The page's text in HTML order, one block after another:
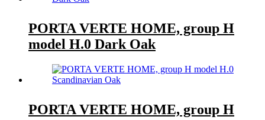
PORTA VERTE HOME, group H
model H.0 Dark Oak
PORTA VERTE HOME, group H